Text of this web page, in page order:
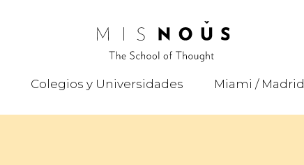
Colegios y Universidades Miami / Madrid